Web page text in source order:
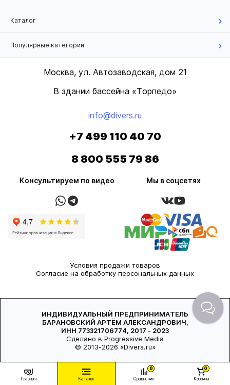
Главная Каталог
0
Сравнение
0
Корзина
Каталог
Популярные категории
Москва, ул. Автозаводская, дом 21
В здании бассейна «Торпедо»
info@divers.ru
Консультируем по видео Мы в соцсетях
+7 499 110 40 70
8 800 555 79 86
Условия продажи товаров
Согласие на обработку персональных данных
© 2013-2026 «Divers.ru»
ИНДИВИДУАЛЬНЫЙ ПРЕДПРИНИМАТЕЛЬ
БАРАНОВСКИЙ АРТЁМ АЛЕКСАНДРОВИЧ,
ИНН 773321706774, 2017 - 2023
Сделано в Progressive Media